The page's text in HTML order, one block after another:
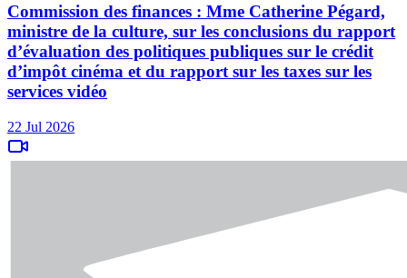
Commission des finances : Mme Catherine Pégard,
ministre de la culture, sur les conclusions du rapport
d’évaluation des politiques publiques sur le crédit
d’impôt cinéma et du rapport sur les taxes sur les
services vidéo
22 Jul 2026